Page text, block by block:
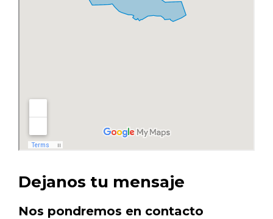
Dejanos tu mensaje
Nos pondremos en contacto